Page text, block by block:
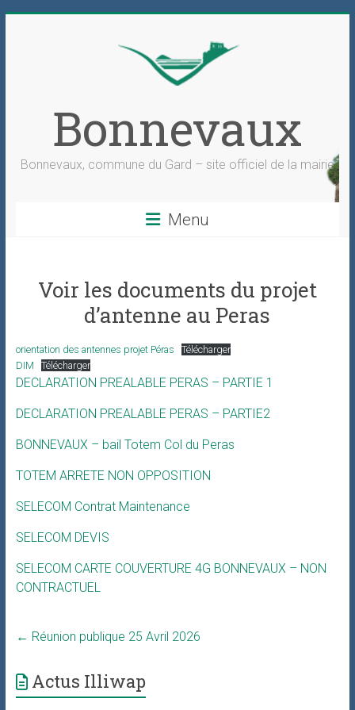
Bonnevaux
Bonnevaux, commune du Gard – site officiel de la mairie
Menu
Voir les documents du projet
d’antenne au Peras
orientation des antennes projet Péras
Télécharger
DIM
Télécharger
DECLARATION PREALABLE PERAS – PARTIE 1
DECLARATION PREALABLE PERAS – PARTIE2
BONNEVAUX – bail Totem Col du Peras
TOTEM ARRETE NON OPPOSITION
SELECOM Contrat Maintenance
SELECOM DEVIS
SELECOM CARTE COUVERTURE 4G BONNEVAUX – NON
CONTRACTUEL
← Réunion publique 25 Avril 2026
Actus Illiwap